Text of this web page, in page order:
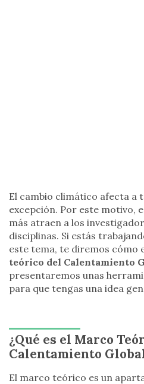
El cambio climático afecta a
excepción. Por este motivo,
más atraen a los
disciplinas. Si estás
este tema, te diremos cómo
teórico del Calentamiento
presentaremos unas
para que tengas una idea
¿Qué es el Marco
Calentamiento
El marco teórico es un